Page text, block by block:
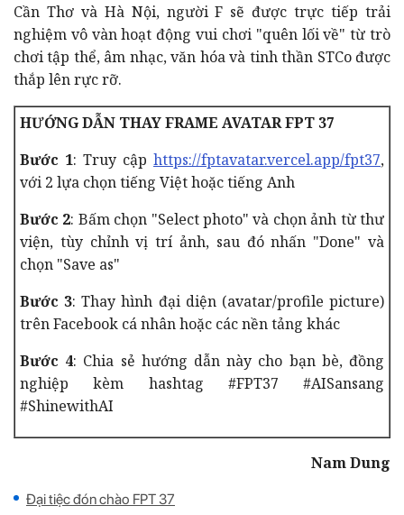
Cần Thơ và Hà Nội, người F sẽ được trực tiếp trải
nghiệm vô vàn hoạt động vui chơi "quên lối về" từ trò
chơi tập thể, âm nhạc, văn hóa và tinh thần STCo được
thắp lên rực rỡ.
HƯỚNG DẪN THAY FRAME AVATAR FPT 37
Bước 1: Truy cập https://fptavatar.vercel.app/fpt37,
với 2 lựa chọn tiếng Việt hoặc tiếng Anh
Bước 2: Bấm chọn "Select photo" và chọn ảnh từ thư
viện, tùy chỉnh vị trí ảnh, sau đó nhấn "Done" và
chọn "Save as"
Bước 3: Thay hình đại diện (avatar/profile picture)
trên Facebook cá nhân hoặc các nền tảng khác
Bước 4: Chia sẻ hướng dẫn này cho bạn bè, đồng
nghiệp kèm hashtag #FPT37 #AISansang
#ShinewithAI
Nam Dung
Đại tiệc đón chào FPT 37